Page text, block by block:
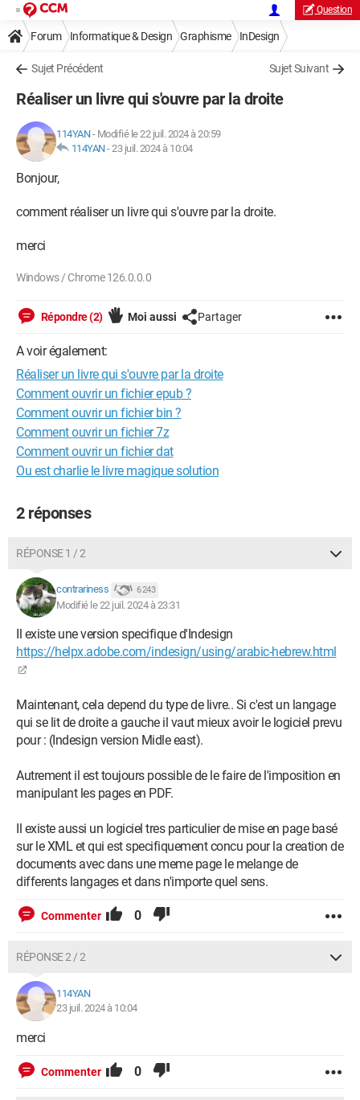
Question
Forum Informatique & Design Graphisme InDesign
Sujet Précédent Sujet Suivant
Réaliser un livre qui s'ouvre par la droite
114YAN- Modifié le 22 juil. 2024 à 20:59
114YAN-23 juil. 2024 à 10:04
Bonjour,
comment réaliser un livre qui s'ouvre par la droite.
merci
Windows / Chrome 126.0.0.0
Répondre (2) Moi aussi Partager
A voir également:
Réaliser un livre qui s'ouvre par la droite
Comment ouvrir un fichier epub ?
Comment ouvrir un fichier bin ?
Comment ouvrir un fichier 7z
Comment ouvrir un fichier dat
Ou est charlie le livre magique solution
2 réponses
RÉPONSE 1 / 2
contrariness 6 243
Modifié le 22 juil. 2024 à 23:31
Il existe une version specifique d'Indesign
https://helpx.adobe.com/indesign/using/arabic-hebrew.html
Maintenant, cela depend du type de livre.. Si c'est un langage
qui se lit de droite a gauche il vaut mieux avoir le logiciel prevu
pour : (Indesign version Midle east).
Autrement il est toujours possible de le faire de l'imposition en
manipulant les pages en PDF.
Il existe aussi un logiciel tres particulier de mise en page basé
sur le XML et qui est specifiquement concu pour la creation de
documents avec dans une meme page le melange de
differents langages et dans n'importe quel sens.
Commenter 0
RÉPONSE 2 / 2
114YAN
23 juil. 2024 à 10:04
merci
Commenter 0